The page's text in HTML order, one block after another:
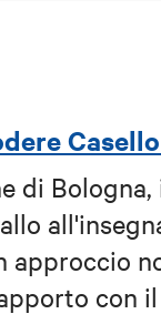
di
approccio
con